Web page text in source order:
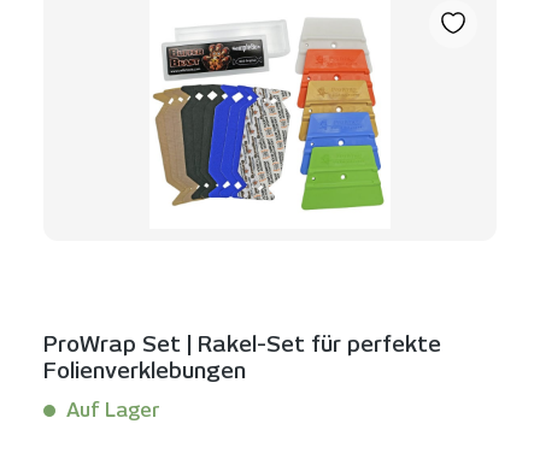
ProWrap Set | Rakel-Set für perfekte
Folienverklebungen
Auf Lager